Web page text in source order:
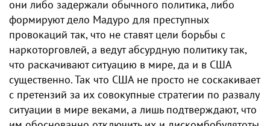
они либо задержали обычного политика, либо
формируют дело Мадуро для преступных
провокаций так, что не ставят цели борьбы с
наркoторговлей, а ведут абсурдную политику так,
что раскачивают ситуацию в​ мире, да и в США
существенно. Так что США не просто не соскакивает
с претензий за их совокупные стратегии по развалу
ситуации в мире веками, а лишь подтверждают, что